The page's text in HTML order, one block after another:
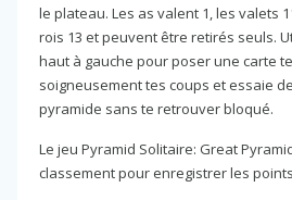
le plateau. Les as valent 1, les valets
rois 13 et peuvent être retirés seuls.
haut à gauche pour poser une carte
soigneusement tes coups et essaie
pyramide sans te retrouver bloqué.
Le jeu Pyramid Solitaire: Great
classement pour enregistrer les